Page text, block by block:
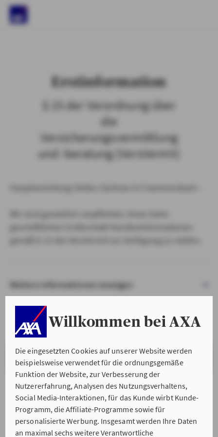
Willkommen bei AXA
Die eingesetzten Cookies auf unserer Website werden
beispielsweise verwendet für die ordnungsgemäße
Funktion der Website, zur Verbesserung der
Nutzererfahrung, Analysen des Nutzungsverhaltens,
Social Media-Interaktionen, für das Kunde wirbt Kunde-
Programm, die Affiliate-Programme sowie für
personalisierte Werbung. Insgesamt werden Ihre Daten
an maximal sechs weitere Verantwortliche
Erstinformation
§ 15 der Verordnung über
die
Versicherungsvermittlung
und -beratung (VersVermV)
Weitere Informationen anzeigen
VERSTANDEN & WEITER